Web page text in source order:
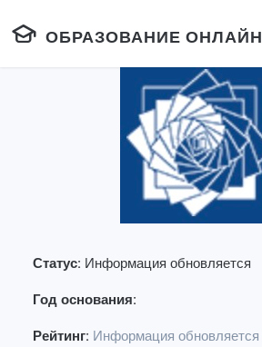
ОБРАЗОВАНИЕ ОНЛАЙН
Статус: Информация обновляется
Год основания:
Рейтинг: Информация обновляется